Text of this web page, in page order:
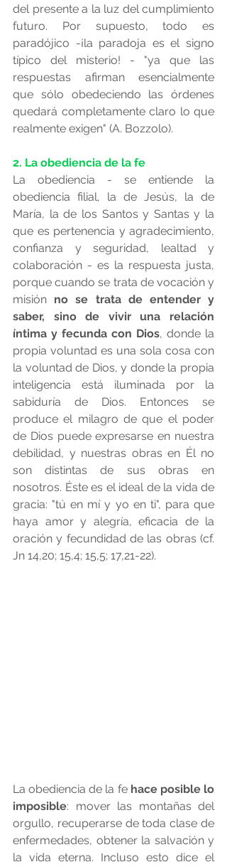
del presente a la luz del cumplimiento
futuro. Por supuesto, todo es
paradójico -¡la paradoja es el signo
típico del misterio! - "ya que las
respuestas afirman esencialmente
que sólo obedeciendo las órdenes
quedará completamente claro lo que
realmente exigen" (A. Bozzolo).
2. La obediencia de la fe
La obediencia - se entiende la
obediencia filial, la de Jesús, la de
María, la de los Santos y Santas y la
que es pertenencia y agradecimiento,
confianza y seguridad, lealtad y
colaboración - es la respuesta justa,
porque cuando se trata de vocación y
misión no se trata de entender y
saber, sino de vivir una relación
íntima y fecunda con Dios, donde la
propia voluntad es una sola cosa con
la voluntad de Dios, y donde la propia
inteligencia está iluminada por la
sabiduría de Dios. Entonces se
produce el milagro de que el poder
de Dios puede expresarse en nuestra
debilidad, y nuestras obras en Él no
son distintas de sus obras en
nosotros. Éste es el ideal de la vida de
gracia: "tú en mí y yo en ti", para que
haya amor y alegría, eficacia de la
oración y fecundidad de las obras (cf.
Jn 14,20; 15,4; 15,5; 17,21-22).
La obediencia de la fe hace posible lo
imposible: mover las montañas del
orgullo, recuperarse de toda clase de
enfermedades, obtener la salvación y
la vida eterna. Incluso esto dice el